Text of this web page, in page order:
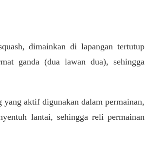
dimainkan di lapangan tertutup
ganda (dua lawan dua), sehingga
aktif digunakan dalam permainan,
lantai, sehingga reli permainan